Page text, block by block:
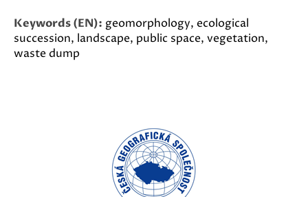
Keywords (EN): geomorphology, ecological
succession, landscape, public space, vegetation,
waste dump